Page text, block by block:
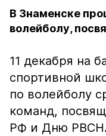
В Знаменске
волейболу,
11 декабря на
спортивной
по волейболу
команд,
РФ и Дню